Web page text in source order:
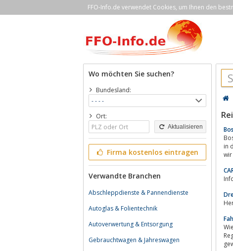
FFO-Info.de verwendet Cookies, um Ihnen den
Wo möchten Sie suchen?
Bundesland:
Ort:
Aktualisieren
Firma kostenlos eintragen
Verwandte Branchen
Abschleppdienste & Pannendienste
Autoglas & Folientechnik
Autoverwertung & Entsorgung
Gebrauchtwagen & Jahreswagen
in den